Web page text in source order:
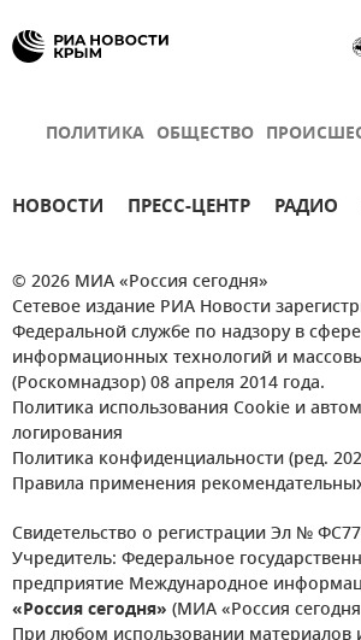
ПОЛИТИКА ОБЩЕСТВО
НОВОСТИ ПРЕСС-ЦЕНТР РАДИО
© 2026 МИА «Россия сегодня»
Сетевое издание РИА Новости
Федеральной службе по надзору в
информационных технологий и
(Роскомнадзор) 08 апреля 2014 года.
Политика использования Cookie и
логирования
Политика конфиденциальности (ред.
Правила применения
Свидетельство о регистрации Эл №
Учредитель: Федеральное
предприятие Международное
«Россия сегодня» (МИА «Россия